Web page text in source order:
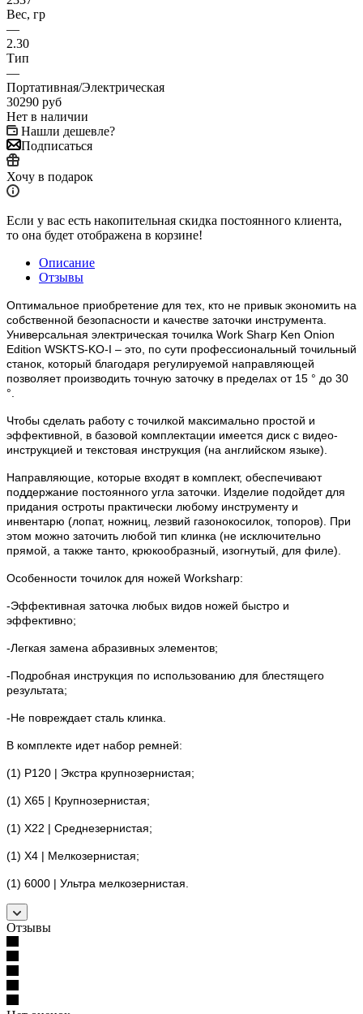
Вес, гр
—
2.30
Тип
—
Портативная/Электрическая
30290 руб
Нет в наличии
Нашли дешевле?
Подписаться
Хочу в подарок
Если у вас есть накопительная скидка постоянного клиента,
то она будет отображена в корзине!
Описание
Отзывы
Оптимальное приобретение для тех, кто не привык экономить на
собственной безопасности и качестве заточки инструмента.
Универсальная электрическая точилка Work Sharp Ken Onion
Edition WSKTS-KO-I – это, по сути профессиональный точильный
станок, который благодаря регулируемой направляющей
позволяет производить точную заточку в пределах от 15 ° до 30
°.
Чтобы сделать работу с точилкой максимально простой и
эффективной, в базовой комплектации имеется диск с видео-
инструкцией и текстовая инструкция (на английском языке).
Направляющие, которые входят в комплект, обеспечивают
поддержание постоянного угла заточки. Изделие подойдет для
придания остроты практически любому инструменту и
инвентарю (лопат, ножниц, лезвий газонокосилок, топоров). При
этом можно заточить любой тип клинка (не исключительно
прямой, а также танто, крюкообразный, изогнутый, для филе).
Особенности точилок для ножей Worksharp:
-Эффективная заточка любых видов ножей быстро и
эффективно;
-Легкая замена абразивных элементов;
-Подробная инструкция по использованию для блестящего
результата;
-Не повреждает сталь клинка.
В комплекте идет набор ремней:
(1) P120 | Экстра крупнозернистая;
(1) X65 | Крупнозернистая;
(1) X22 | Среднезернистая;
(1) X4 | Мелкозернистая;
(1) 6000 | Ультра мелкозернистая.
Отзывы